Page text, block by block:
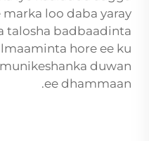
loo daba yaray
talosha badbaadinta
hore ee ku
duwan
ee dhammaan.